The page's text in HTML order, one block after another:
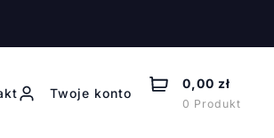
Twoje konto
0,00 zł
0 Produkt